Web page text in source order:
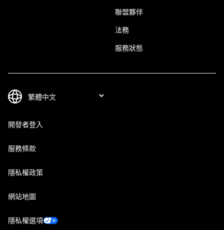
聯盟夥伴
法務
服務狀態
開發者登入
服務條款
隱私權政策
網站地圖
隱私權選項